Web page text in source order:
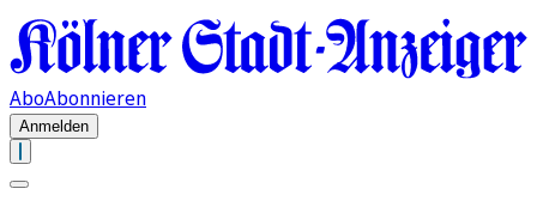
AboAbonnieren
Anmelden